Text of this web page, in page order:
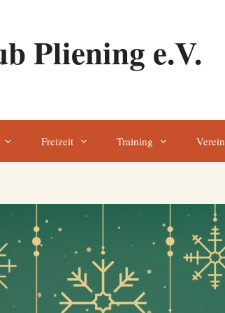
Pliening e.V.
Freizeit Training Verein